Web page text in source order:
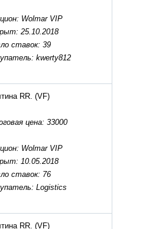
Wolmar VIP
25.10.2018
ставок: 39
kwerty812
RR. (VF)
цена: 33000
Wolmar VIP
10.05.2018
ставок: 76
Logistics
RR. (VF)